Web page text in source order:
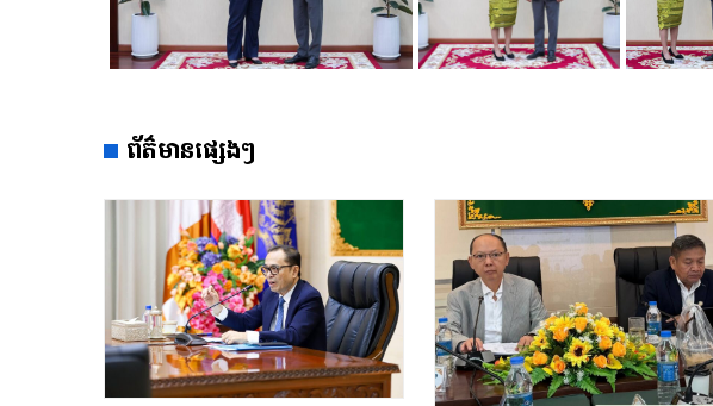
ព័ត៌មានផ្សេងៗ